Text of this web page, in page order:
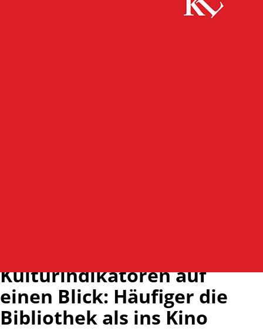
Kulturindikatoren auf
einen Blick: Häufiger die
Bibliothek als ins Kino